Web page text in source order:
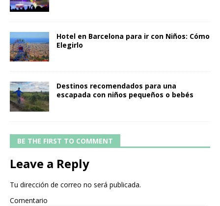
Hotel en Barcelona para ir con Niños: Cómo
Elegirlo
Destinos recomendados para una
escapada con niños pequeños o bebés
BE THE FIRST TO COMMENT
Leave a Reply
Tu dirección de correo no será publicada.
Comentario